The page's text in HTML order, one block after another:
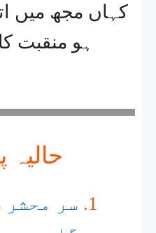
کہاں مجھ میں
ہو منقبت
حالیہ
سر محشر